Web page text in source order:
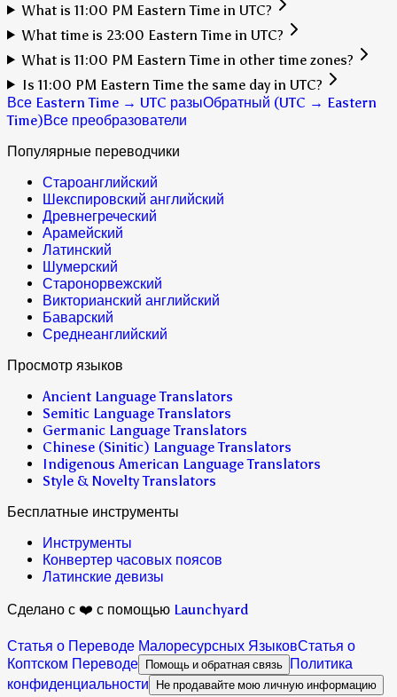
What is 11:00 PM Eastern Time in UTC?
What time is 23:00 Eastern Time in UTC?
What is 11:00 PM Eastern Time in other time zones?
Is 11:00 PM Eastern Time the same day in UTC?
Все Eastern Time → UTC разыОбратный (UTC → Eastern
Time)Все преобразователи
Популярные переводчики
Староанглийский
Шекспировский английский
Древнегреческий
Арамейский
Латинский
Шумерский
Старонорвежский
Викторианский английский
Баварский
Среднеанглийский
Просмотр языков
Ancient Language Translators
Semitic Language Translators
Germanic Language Translators
Chinese (Sinitic) Language Translators
Indigenous American Language Translators
Style & Novelty Translators
Бесплатные инструменты
Инструменты
Конвертер часовых поясов
Латинские девизы
Сделано с ❤️ с помощью Launchyard
Статья о Переводе Малоресурсных ЯзыковСтатья о
Коптском Переводе Помощь и обратная связь Политика
конфиденциальности Не продавайте мою личную информацию